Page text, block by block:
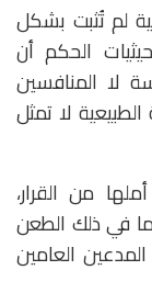
لم تُثبت بشكل
الحكم أن
لا المنافسين
لا تمثل
من القرار،
في ذلك الطعن
العامين